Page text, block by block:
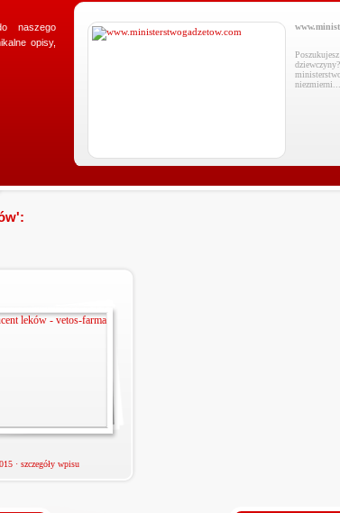
naszego
opisy,
dla swojej
sklep
niezmierni...
· szczegóły wpisu